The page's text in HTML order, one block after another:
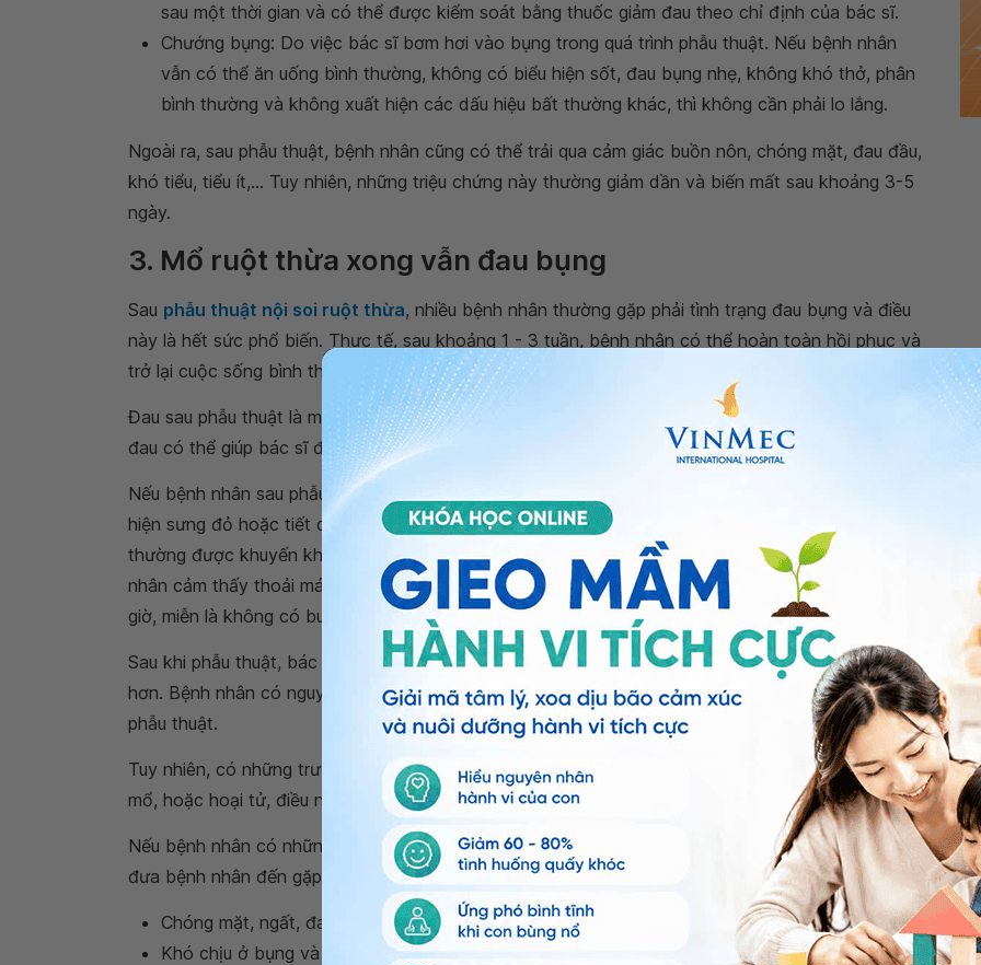
sau một thời gian và có thể được kiểm soát bằng thuốc giảm đau theo chỉ định của bác sĩ.
Chướng bụng: Do việc bác sĩ bơm hơi vào bụng trong quá trình phẫu thuật. Nếu bệnh nhân
vẫn có thể ăn uống bình thường, không có biểu hiện sốt, đau bụng nhẹ, không khó thở, phân
bình thường và không xuất hiện các dấu hiệu bất thường khác, thì không cần phải lo lắng.
Ngoài ra, sau phẫu thuật, bệnh nhân cũng có thể trải qua cảm giác buồn nôn, chóng mặt, đau đầu,
khó tiểu, tiểu ít,... Tuy nhiên, những triệu chứng này thường giảm dần và biến mất sau khoảng 3-5
ngày.
3. Mổ ruột thừa xong vẫn đau bụng
Sau phẫu thuật nội soi ruột thừa, nhiều bệnh nhân thường gặp phải tình trạng đau bụng và điều
này là hết sức phổ biến. Thực tế, sau khoảng 1 - 3 tuần, bệnh nhân có thể hoàn toàn hồi phục và
trở lại cuộc sống bình thường, tuy nhiên, tốc độ phục hồi có thể khác nhau đối với mỗi người.
Đau sau phẫu thuật là một phản ứng tự nhiên của cơ thể với quá trình can thiệp. Tuy nhiên, mức độ
đau có thể giúp bác sĩ đánh giá liệu có tổn thương nào nghiêm trọng không?
Nếu bệnh nhân sau phẫu thuật cảm thấy đau lưng nhưng không có ho, sốt, hoặc không có biểu
hiện sưng đỏ hoặc tiết dịch từ vết mổ, họ có thể yên tâm. Sau phẫu thuật, việc vận động sớm
thường được khuyến khích để tránh các biến chứng như liệt ruột và viêm phổi, cũng như giúp bệnh
nhân cảm thấy thoải mái hơn. Bệnh nhân thường được phép ăn uống bình thường sau khoảng 6-8
giờ, miễn là không có buồn nôn và nôn.
Sau khi phẫu thuật, bác sĩ sẽ kê một loại thuốc giảm đau để giúp bệnh nhân cảm thấy thoải mái
hơn. Bệnh nhân có nguy cơ đau ở vai về sau do sử dụng khí CO2 đưa vào ổ bụng trong quá trình
phẫu thuật.
Tuy nhiên, có những trường hợp gặp phải biến chứng sau mổ nội soi viêm ruột thừa như viêm vết
mổ, hoặc hoại tử, điều này có thể kéo dài thời gian điều trị.
Nếu bệnh nhân có những biến chứng sau mổ nội soi viêm ruột thừa
như sau, hãy gọi cấp cứu,
đưa bệnh nhân đến gặp bác sĩ để được kiểm tra và điều trị kịp thời:
Chóng mặt, ngất, đau ngực nghiêm trọng, hoặc khó thở, ho ra máu.
Khó chịu ở bụng và không thể uống nước.